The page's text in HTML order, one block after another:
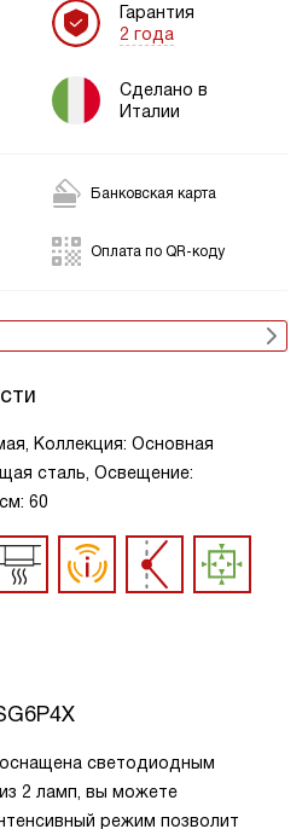
Гарантия
2 года
Сделано в
Италии
Банковская карта
Оплата по QR-коду
Коллекция: Основная
сталь, Освещение:
60
светодиодным
2 ламп, вы можете
режим позволит